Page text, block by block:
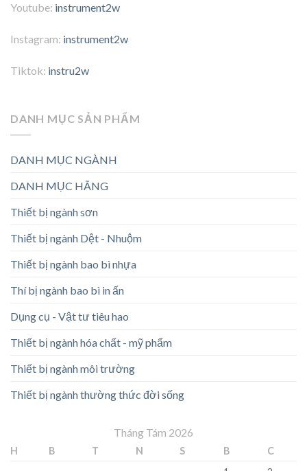
Youtube: instrument2w
Instagram: instrument2w
Tiktok: instru2w
DANH MỤC SẢN PHẨM
DANH MỤC NGÀNH
DANH MỤC HÃNG
Thiết bị ngành sơn
Thiết bị ngành Dệt - Nhuộm
Thiết bị ngành bao bì nhựa
Thí bị ngành bao bì in ấn
Dụng cụ - Vật tư tiêu hao
Thiết bị ngành hóa chất - mỹ phẩm
Thiết bị ngành môi trường
Thiết bị ngành thường thức đời sống
Tháng Tám 2026
H B T N S B
C